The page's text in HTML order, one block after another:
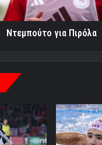
Ντεμπούτο για Πιρόλα